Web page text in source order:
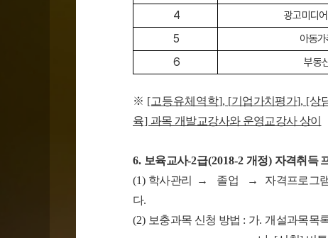
4 광고미디
5 아동가
6 부동
※ [고등유체역학], [기업가치평가], [상
육] 과목 개발교강사와 운영교강사 상이
6. 보육교사-2급(2018-2 개정) 자격취득
(1) 학사관리 → 졸업 → 자격프로그
다.
(2) 보충과목 신청 방법 : 가. 개설과목목